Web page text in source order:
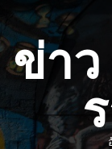
to
content
ข่า